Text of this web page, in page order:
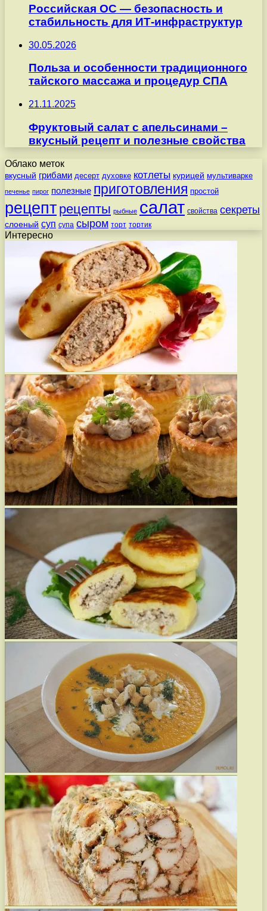
Российская ОС — безопасность и
стабильность для ИТ-инфраструктур
30.05.2026
Польза и особенности традиционного
тайского массажа и процедур СПА
21.11.2025
Фруктовый салат с апельсинами –
вкусный рецепт и полезные свойства
Облако меток
вкусный грибами десерт духовке котлеты курицей мультиварке
печенье пирог полезные приготовления простой
рецепт рецепты рыбные салат свойства секреты
слоеный суп супа сыром торт тортик
Интересно